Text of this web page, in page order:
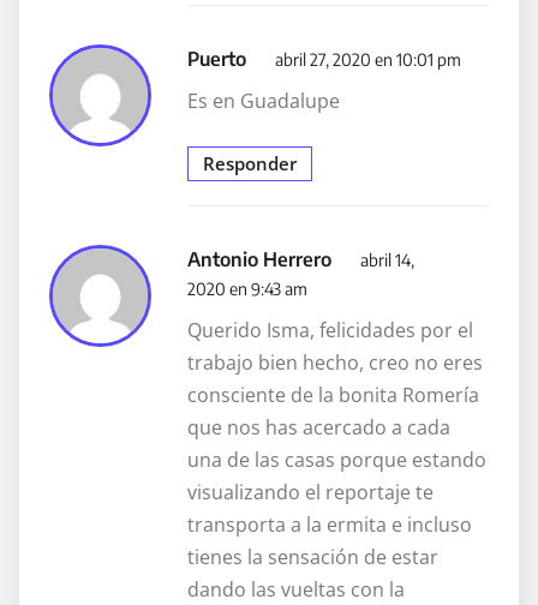
Puerto abril 27, 2020 en 10:01 pm
Es en Guadalupe
Responder
Antonio Herrero
abril 14,
2020 en 9:43 am
Querido Isma, felicidades por el
trabajo bien hecho, creo no eres
consciente de la bonita Romería
que nos has acercado a cada
una de las casas porque estando
visualizando el reportaje te
transporta a la ermita e incluso
tienes la sensación de estar
dando las vueltas con la